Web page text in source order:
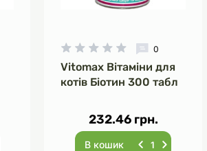
0
Vitomax Вітаміни для
котів Біотин 300 табл
232.46 грн.
В кошик